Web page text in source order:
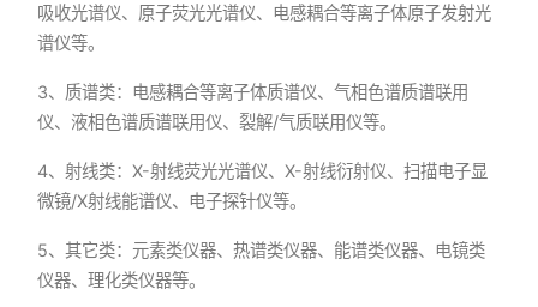
吸收光谱仪、原子荧光光谱仪、电感耦合等离子体原子发射光
谱仪等。
3、质谱类：电感耦合等离子体质谱仪、气相色谱质谱联用
仪、液相色谱质谱联用仪、裂解/气质联用仪等。
4、射线类：X-射线荧光光谱仪、X-射线衍射仪、扫描电子显
微镜/X射线能谱仪、电子探针仪等。
5、其它类：元素类仪器、热谱类仪器、能谱类仪器、电镜类
仪器、理化类仪器等。